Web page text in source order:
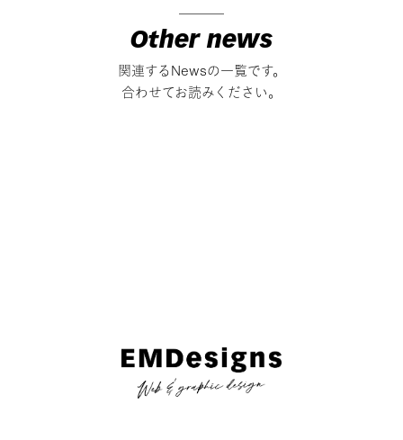
Other news
関連するNewsの一覧です。
合わせてお読みください。